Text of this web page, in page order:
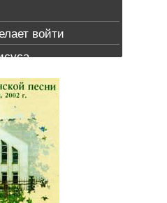
войти
с рассвета